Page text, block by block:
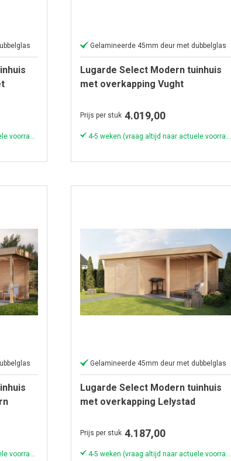
4-5 weken (vraag altijd naar actuele voorraad & levertijd!)
Gelamineerde 45mm deur met dubbelglas
Lugarde Select Modern tuinhuis
met overkapping Vught
Prijs per stuk 4.019,00
4-5 weken (vraag altijd naar actuele voorraad & levertijd!)
4-5 weken (vraag altijd naar actuele voorraad & levertijd!)
Gelamineerde 45mm deur met dubbelglas
Lugarde Select Modern tuinhuis
met overkapping Lelystad
Onbehandeld
Prijs per stuk 4.187,00
4-5 weken (vraag altijd naar actuele voorraad & levertijd!)